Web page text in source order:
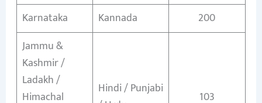
Karnataka Kannada
200
Jammu &
Kashmir /
Ladakh /
Himachal
Hindi / Punjabi
103